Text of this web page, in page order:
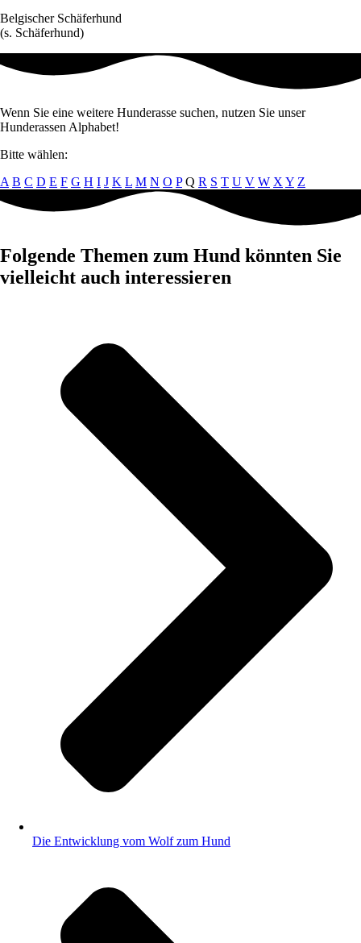
Belgischer Schäferhund
(s. Schäferhund)
Wenn Sie eine weitere Hunderasse suchen, nutzen Sie unser
Hunderassen Alphabet!
Bitte wählen:
A B C D E F G H I J K L M N O P Q R S T U V W X Y Z
Folgende Themen zum Hund könnten Sie
vielleicht auch interessieren
Die Entwicklung vom Wolf zum Hund